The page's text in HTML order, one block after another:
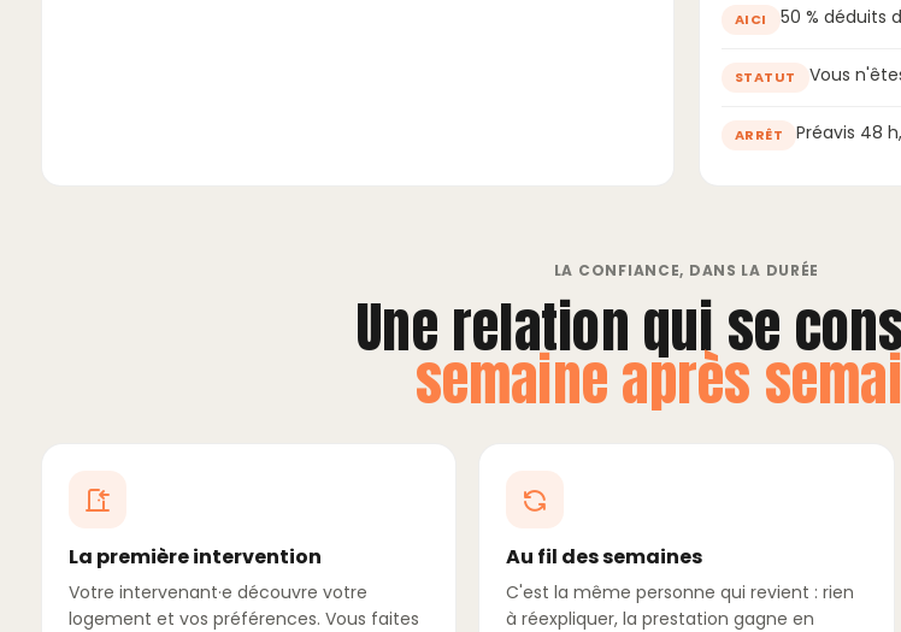
AICI 50 % déduits
STATUT Vous
ARRÊT Préavis 48
LA CONFIANCE, DANS LA DURÉE
Une relation qui se
semaine après
La première intervention
Votre intervenant·e découvre votre
logement et vos préférences. Vous faites
Au fil des semaines
C'est la même personne qui revient : rien
à réexpliquer, la prestation gagne en